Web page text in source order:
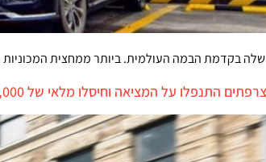
בקדמת הבמה העולמית. ביותר ממחצית המכוניות